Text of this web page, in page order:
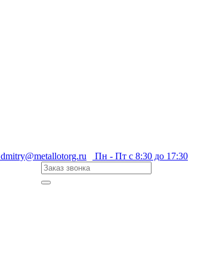
dmitry@metallotorg.ru Пн - Пт с 8:30 до 17:30